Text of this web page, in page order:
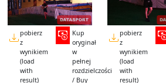
pobierz
z
wynikiem
(load
with
result)
Kup
oryginał
w
pełnej
rozdzielczości
/ Buy
pobierz
z
wynikiem
(load
with
result)